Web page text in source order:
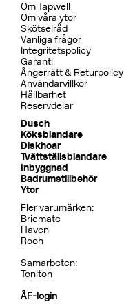
Om Tapwell
Om våra ytor
Skötselråd
Vanliga frågor
Integritetspolicy
Garanti
Ångerrätt & Returpolicy
Användarvillkor
Hållbarhet
Reservdelar
Dusch
Köksblandare
Diskhoar
Tvättställsblandare
Inbyggnad
Badrumstillbehör
Ytor
Fler varumärken:
Bricmate
Haven
Rooh
Samarbeten:
Toniton
ÅF-login